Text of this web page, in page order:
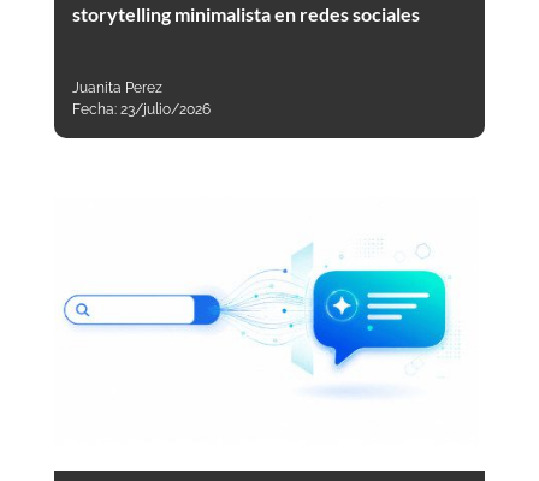
storytelling minimalista en redes sociales
Juanita Perez
Fecha: 23/julio/2026